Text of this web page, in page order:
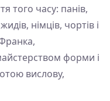
того часу: панів,
німців, чортів і
форми і
вислову,